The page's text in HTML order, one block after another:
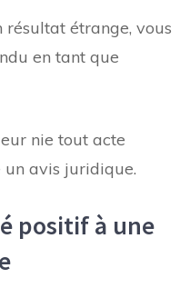
résultat étrange, vous
en tant que
nie tout acte
avis juridique.
positif à une